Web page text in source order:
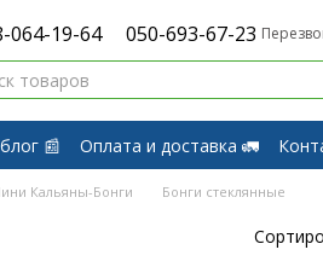
064-19-64 050-693-67-23
📰 Оплата и доставка 🚛
Обмен и Возврат
Кальяны-Бонги Бонги стеклянные